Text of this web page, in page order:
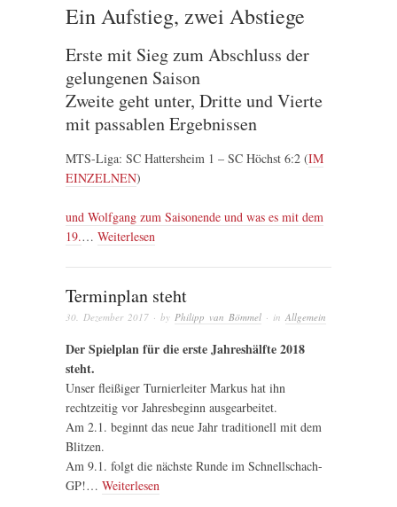
Ein Aufstieg, zwei Abstiege
Erste mit Sieg zum Abschluss der
gelungenen Saison
Zweite geht unter, Dritte und Vierte
mit passablen Ergebnissen
MTS-Liga: SC Hattersheim 1 – SC Höchst 6:2 (IM
EINZELNEN)
und Wolfgang zum Saisonende und was es mit dem
19.… Weiterlesen
Terminplan steht
30. Dezember 2017 · by Philipp van Bömmel · in Allgemein
Der Spielplan für die erste Jahreshälfte 2018
steht.
Unser fleißiger Turnierleiter Markus hat ihn
rechtzeitig vor Jahresbeginn ausgearbeitet.
Am 2.1. beginnt das neue Jahr traditionell mit dem
Blitzen.
Am 9.1. folgt die nächste Runde im Schnellschach-
GP!… Weiterlesen